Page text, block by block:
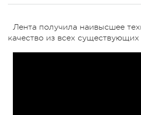
Лента получила наивысшее
качество из всех существующих